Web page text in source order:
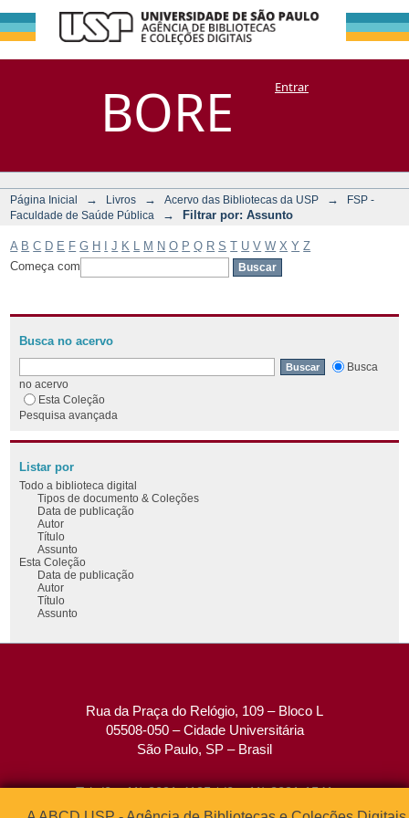
BORE
Filtrar por:
Assunto
DSpace/Manakin + CoriscoEntrar
Página Inicial → Livros → Acervo das Bibliotecas da USP →
FSP -
Faculdade de Saúde Pública
→ Filtrar por: Assunto
A B C D E F G H J K M N O P Q R S T U V W X Y Z
Começa com
Busca no acervo
Busca
no acervo
Esta Coleção
Pesquisa avançada
Listar por
Todo a biblioteca digital
Tipos de documento & Coleções
Data de publicação
Autor
Título
Assunto
Esta Coleção
Data de publicação
Autor
Título
Assunto
Rua da Praça do Relógio, 109 – Bloco L
05508-050 – Cidade Universitária
São Paulo, SP – Brasil
Tel: (0xx11) 3091-4195 / (0xx11) 3091-1541
Fax: (0xx11) 3091-1567